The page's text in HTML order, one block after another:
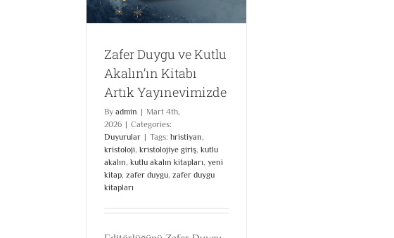
Zafer Duygu ve Kutlu
Akalın’ın Kitabı
Artık Yayınevimizde
By admin | Mart 4th,
2026 | Categories:
Duyurular | Tags: hristiyan,
kristoloji, kristolojiye giriş, kutlu
akalın, kutlu akalın kitapları, yeni
kitap, zafer duygu, zafer duygu
kitapları